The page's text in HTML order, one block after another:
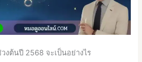
งต้นปี 2568 จะเป็นอย่างไร